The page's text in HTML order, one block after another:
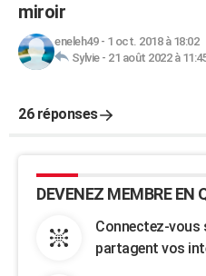
miroir
eneleh49- 1 oct. 2018 à 18:02
Sylvie- 21 août 2022 à
26 réponses
DEVENEZ MEMBRE EN
Connectez-vous
partagent vos